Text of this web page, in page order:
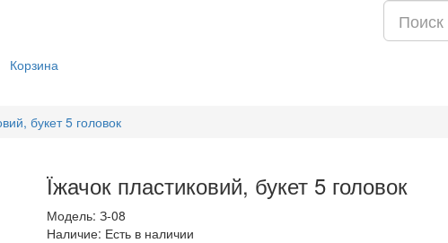
Корзина
букет 5 головок
Їжачок пластиковий, букет 5 головок
Модель: З-08
Наличие: Есть в наличии